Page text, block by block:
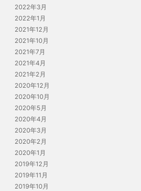
2022年3月
2022年1月
2021年12月
2021年10月
2021年7月
2021年4月
2021年2月
2020年12月
2020年10月
2020年5月
2020年4月
2020年3月
2020年2月
2020年1月
2019年12月
2019年11月
2019年10月